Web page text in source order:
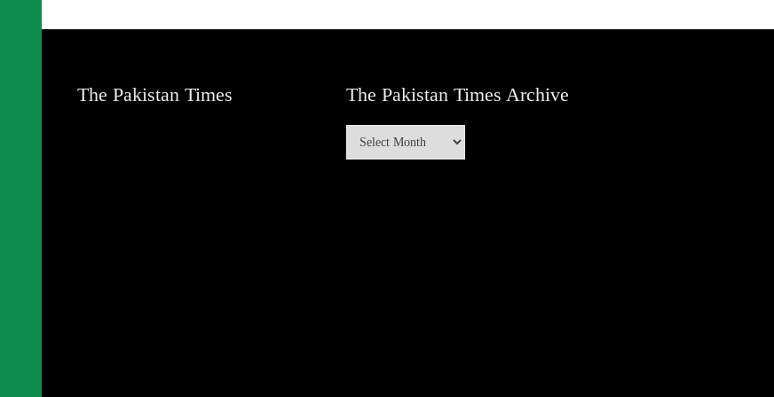
The Pakistan Times The Pakistan Times Archive
The
Pakistan